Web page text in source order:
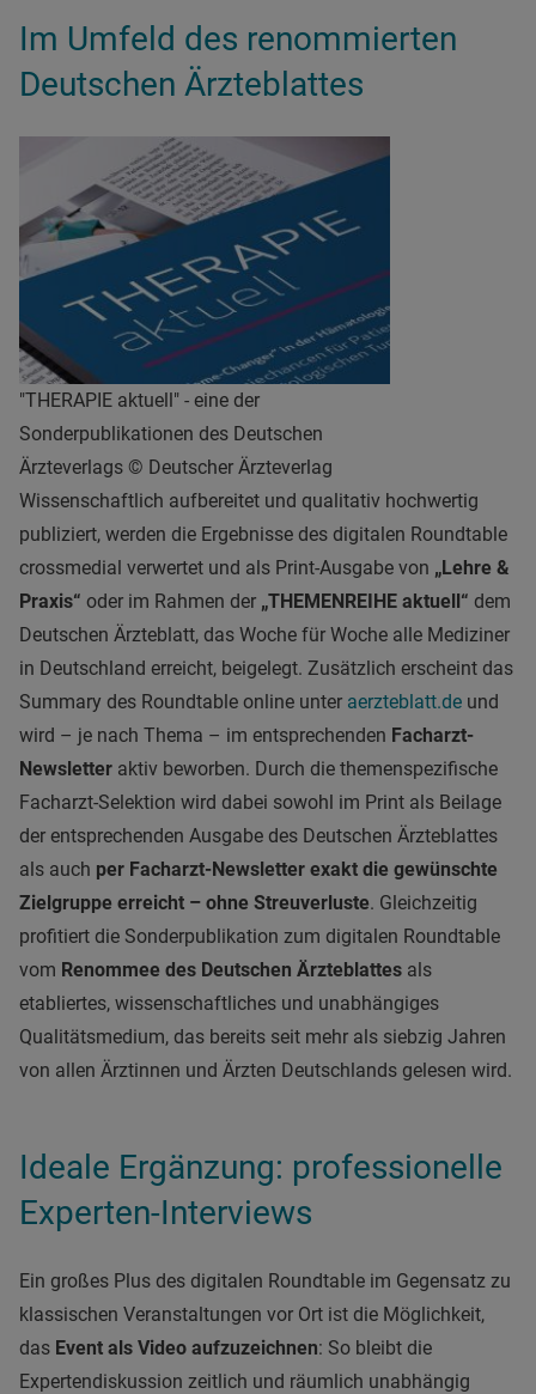
Im Umfeld des renommierten
Deutschen Ärzteblattes
"THERAPIE aktuell" - eine der
Sonderpublikationen des Deutschen
Ärzteverlags © Deutscher Ärzteverlag
Wissenschaftlich aufbereitet und qualitativ hochwertig
publiziert, werden die Ergebnisse des digitalen Roundtable
crossmedial verwertet und als Print-Ausgabe von „Lehre &
Praxis“ oder im Rahmen der „THEMENREIHE aktuell“ dem
Deutschen Ärzteblatt, das Woche für Woche alle Mediziner
in Deutschland erreicht, beigelegt. Zusätzlich erscheint das
Summary des Roundtable online unter aerzteblatt.de und
wird – je nach Thema – im entsprechenden Facharzt-
Newsletter aktiv beworben. Durch die themenspezifische
Facharzt-Selektion wird dabei sowohl im Print als Beilage
der entsprechenden Ausgabe des Deutschen Ärzteblattes
als auch per Facharzt-Newsletter exakt die gewünschte
Zielgruppe erreicht – ohne Streuverluste. Gleichzeitig
profitiert die Sonderpublikation zum digitalen Roundtable
vom Renommee des Deutschen Ärzteblattes als
etabliertes, wissenschaftliches und unabhängiges
Qualitätsmedium, das bereits seit mehr als siebzig Jahren
von allen Ärztinnen und Ärzten Deutschlands gelesen wird.
Ideale Ergänzung: professionelle
Experten-Interviews
Ein großes Plus des digitalen Roundtable im Gegensatz zu
klassischen Veranstaltungen vor Ort ist die Möglichkeit,
das Event als Video aufzuzeichnen: So bleibt die
Expertendiskussion zeitlich und räumlich unabhängig